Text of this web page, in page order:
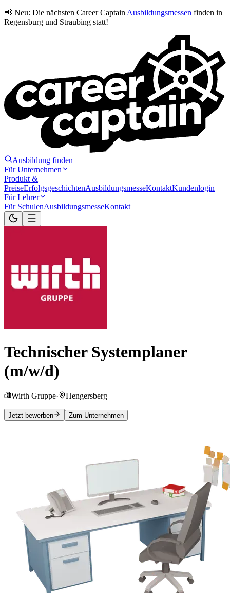
📢 Neu: Die nächsten Career Captain Ausbildungsmessen finden in
Regensburg und Straubing statt!
Ausbildung finden
Für Unternehmen
Produkt &
PreiseErfolgsgeschichtenAusbildungsmesseKontaktKundenlogin
Für Lehrer
Für SchulenAusbildungsmesseKontakt
Technischer Systemplaner
(m/w/d)
Wirth Gruppe· Hengersberg
Jetzt bewerben Zum Unternehmen